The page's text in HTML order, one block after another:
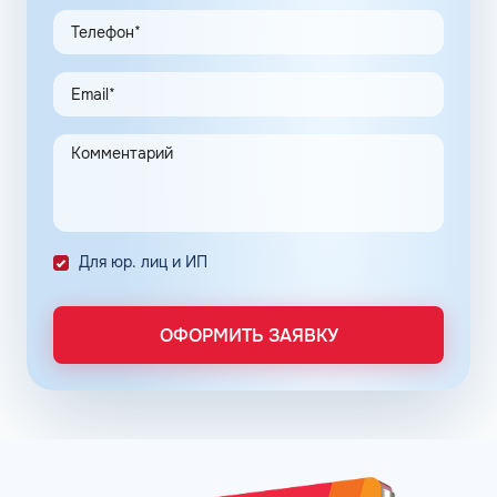
клиентов в рамках данной программы, привлекают
предпринимателей. Заправочные карты для ИП
значительно упрощают выполнение задач в области
транспортной логистики.
Автоматизация процессов транспортной логистики
помогает упростить работу сотрудников, сократить
количество поставленных задач и трудозатрат на их
Снизить расходы на топливо помогает контроль
расходов, который осуществляется в упрощенном
Систематизация и сбор информации в одном месте о
расходах водителей на заправках поможет выявить
недобросовестных сотрудников. Использование средств
компании в собственных интересах легко выявить, если
компании требуют экономии и тщательного контроля
Для юр. лиц и ИП
ОФОРМИТЬ ЗАЯВКУ